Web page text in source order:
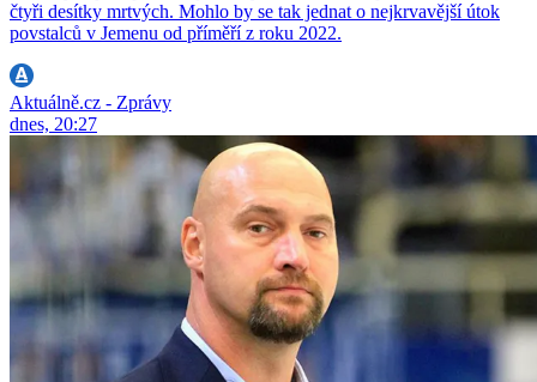
čtyři desítky mrtvých. Mohlo by se tak jednat o nejkrvavější útok
povstalců v Jemenu od příměří z roku 2022.
Aktuálně.cz - Zprávy
dnes, 20:27